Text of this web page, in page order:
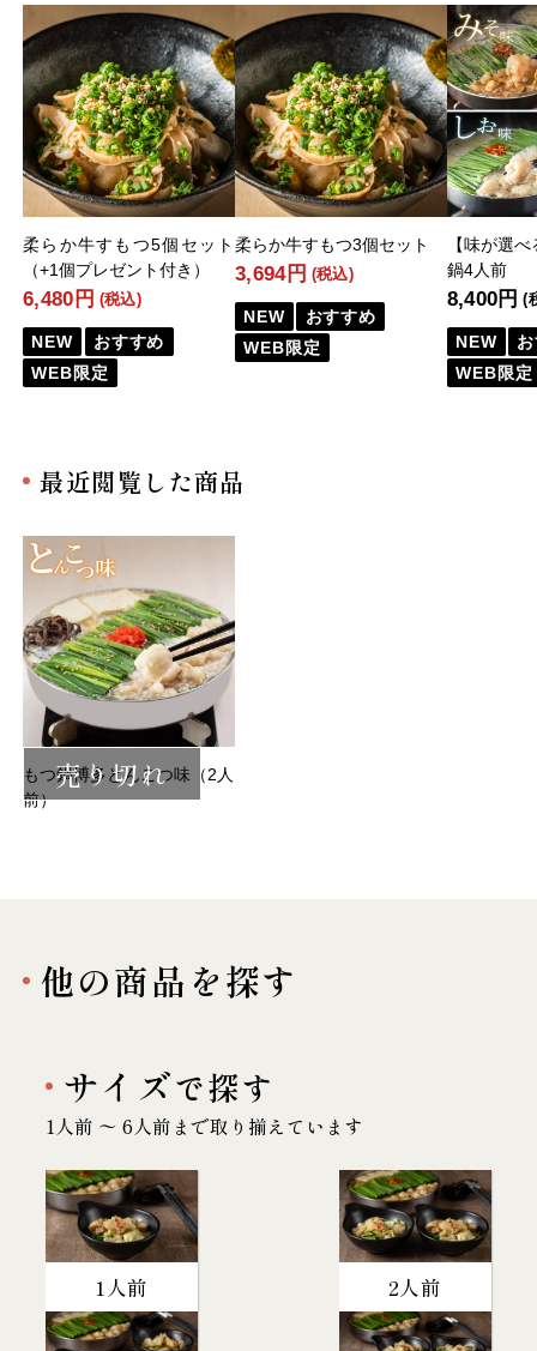
柔らか牛すもつ5個セット
（+1個プレゼント付き）
6,480円 (税込)
NEW
おすすめ
WEB限定
柔らか牛すもつ3個セット
3,694円 (税込)
NEW
おすすめ
WEB限定
【味が選
鍋4人前
8,400円 (
NEW
WEB限定
最近閲覧した商品
売り切れ
もつ鍋博多とんこつ味（2人
前）
他の商品を探す
サイズで探す
1人前 〜 6人前まで取り揃えています
1人前 2人前